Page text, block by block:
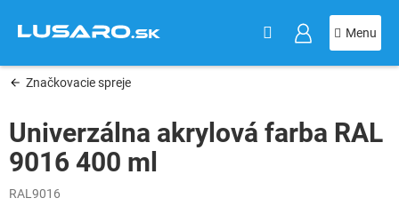
obsah
Značkovacie spreje
Univerzálna akrylová farba RAL
9016 400 ml
RAL9016